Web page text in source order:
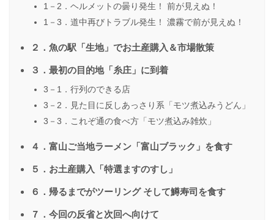
1－2．ヘルメットの曇り発生！ 前が見えぬ！
1－3．道中再びトラブル発生！ 濃霧で前が見えぬ！
２．魚の駅「生地」でお土産購入＆市場散策
３．最初の目的地「糸庄」に到着
3－1．行列のできる店
3－2．見た目に反しあっさり系「モツ煮込みうどん」
3－3．これぞ通の食べ方「モツ煮込み雑炊」
４．富山ご当地ラーメン「富山ブラック」を食す
５．お土産購入「特選ますのすし」
６．帰るまでがツーリング そして鱒寿司を食す
７．今回の反省と次回へ向けて